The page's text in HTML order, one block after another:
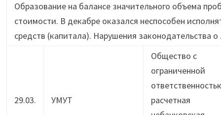
Образование на балансе значительного объема
стоимости. В декабре оказался неспособен
средств (капитала). Нарушения законодательства
29.03. УМУТ
Общество с
ограниченной
расчетная